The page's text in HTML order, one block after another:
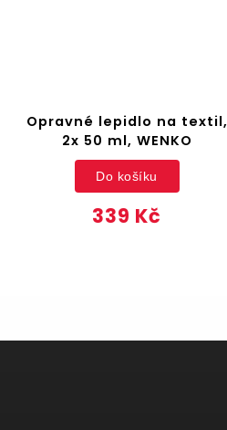
Holicí strojek na oblečení,
svetry, WENKO
299 Kč
Do košíku